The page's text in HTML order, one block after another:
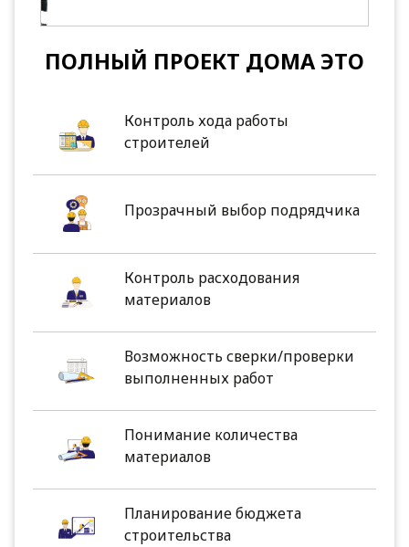
ПОЛНЫЙ ПРОЕКТ ДОМА ЭТО
Контроль хода работы
строителей
Прозрачный выбор подрядчика
Контроль расходования
материалов
Возможность сверки/проверки
выполненных работ
Понимание количества
материалов
Планирование бюджета
строительства